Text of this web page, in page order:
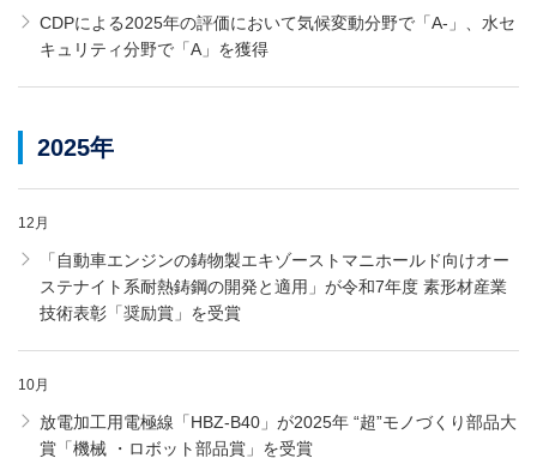
CDPによる2025年の評価において気候変動分野で「A-」、水セ
キュリティ分野で「A」を獲得
2025年
12月
「自動車エンジンの鋳物製エキゾーストマニホールド向けオー
ステナイト系耐熱鋳鋼の開発と適用」が令和7年度 素形材産業
技術表彰「奨励賞」を受賞
10月
放電加工用電極線「HBZ-B40」が2025年 “超”モノづくり部品大
賞「機械 ・ロボット部品賞」を受賞